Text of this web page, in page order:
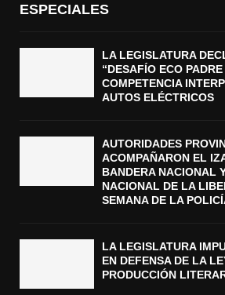
ESPECIALES
LA LEGISLATURA
“DESAFÍO ECO
COMPETENCIA
AUTOS ELÉCTRICOS
AUTORIDADES
ACOMPAÑARON EL
BANDERA NACIONAL
NACIONAL DE LA
SEMANA DE LA
LA LEGISLATURA
EN DEFENSA DE LA
PRODUCCIÓN